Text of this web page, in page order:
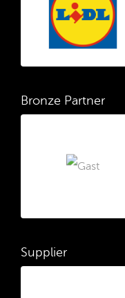
Bronze Partner
Supplier